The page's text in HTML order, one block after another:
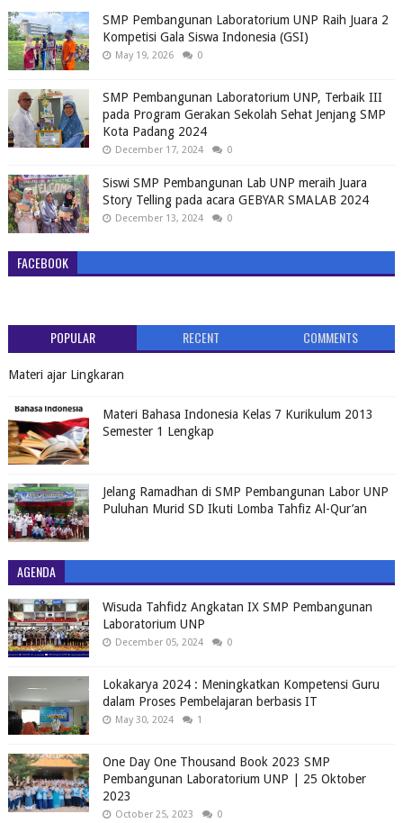
SMP Pembangunan Laboratorium UNP Raih Juara 2
Kompetisi Gala Siswa Indonesia (GSI)
May 19, 2026 0
SMP Pembangunan Laboratorium UNP, Terbaik III
pada Program Gerakan Sekolah Sehat Jenjang SMP
Kota Padang 2024
December 17, 2024 0
Siswi SMP Pembangunan Lab UNP meraih Juara
Story Telling pada acara GEBYAR SMALAB 2024
December 13, 2024 0
FACEBOOK
POPULAR RECENT COMMENTS
Materi ajar Lingkaran
Materi Bahasa Indonesia Kelas 7 Kurikulum 2013
Semester 1 Lengkap
Jelang Ramadhan di SMP Pembangunan Labor UNP
Puluhan Murid SD Ikuti Lomba Tahfiz Al-Qur’an
AGENDA
Wisuda Tahfidz Angkatan IX SMP Pembangunan
Laboratorium UNP
December 05, 2024 0
Lokakarya 2024 : Meningkatkan Kompetensi Guru
dalam Proses Pembelajaran berbasis IT
May 30, 2024 1
One Day One Thousand Book 2023 SMP
Pembangunan Laboratorium UNP | 25 Oktober
2023
October 25, 2023 0